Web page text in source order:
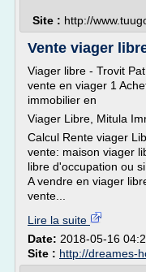
Site : http://
Vente viager
Viager libre - Trovit
vente en viager 1
immobilier en
Viager Libre, Mitula
Calcul Rente viager
vente: maison viager
libre d'occupation ou
A vendre en viager
vente...
Lire la suite
Date: 2018-05-16
Site : http://dreames-